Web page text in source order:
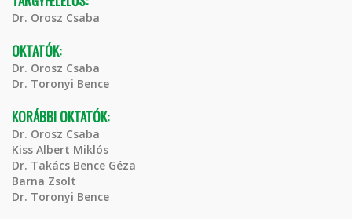
Dr. Orosz Csaba
OKTATÓK:
Dr. Orosz Csaba
Dr. Toronyi Bence
KORÁBBI OKTATÓK:
Dr. Orosz Csaba
Kiss Albert Miklós
Dr. Takács Bence Géza
Barna Zsolt
Dr. Toronyi Bence